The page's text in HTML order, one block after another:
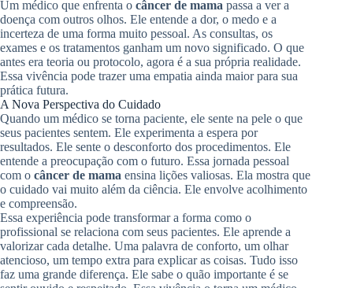
Um médico que enfrenta o câncer de mama passa a ver a
doença com outros olhos. Ele entende a dor, o medo e a
incerteza de uma forma muito pessoal. As consultas, os
exames e os tratamentos ganham um novo significado. O que
antes era teoria ou protocolo, agora é a sua própria realidade.
Essa vivência pode trazer uma empatia ainda maior para sua
prática futura.
A Nova Perspectiva do Cuidado
Quando um médico se torna paciente, ele sente na pele o que
seus pacientes sentem. Ele experimenta a espera por
resultados. Ele sente o desconforto dos procedimentos. Ele
entende a preocupação com o futuro. Essa jornada pessoal
com o câncer de mama ensina lições valiosas. Ela mostra que
o cuidado vai muito além da ciência. Ele envolve acolhimento
e compreensão.
Essa experiência pode transformar a forma como o
profissional se relaciona com seus pacientes. Ele aprende a
valorizar cada detalhe. Uma palavra de conforto, um olhar
atencioso, um tempo extra para explicar as coisas. Tudo isso
faz uma grande diferença. Ele sabe o quão importante é se